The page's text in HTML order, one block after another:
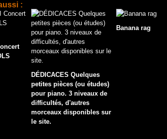
:
DÉDICACES Quelques
petites pièces (ou études)
pour piano. 3 niveaux de
difficultés, d'autres
morceaux disponibles sur
le site.
Banana rag